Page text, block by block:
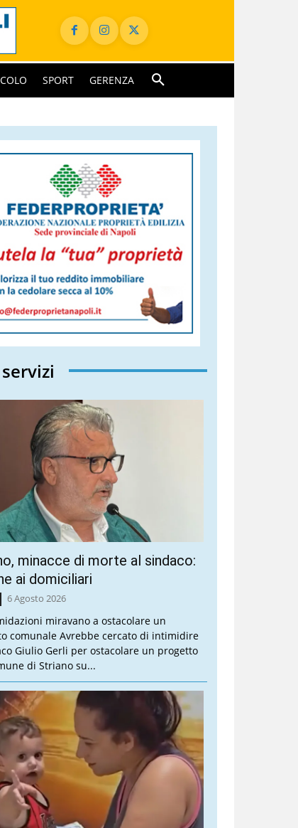
SPORT GERENZA
minacce di morte al sindaco:
ai domiciliari
6 Agosto 2026
miravano a ostacolare un
comunale Avrebbe cercato di intimidire
Giulio Gerli per ostacolare un progetto
di Striano su...